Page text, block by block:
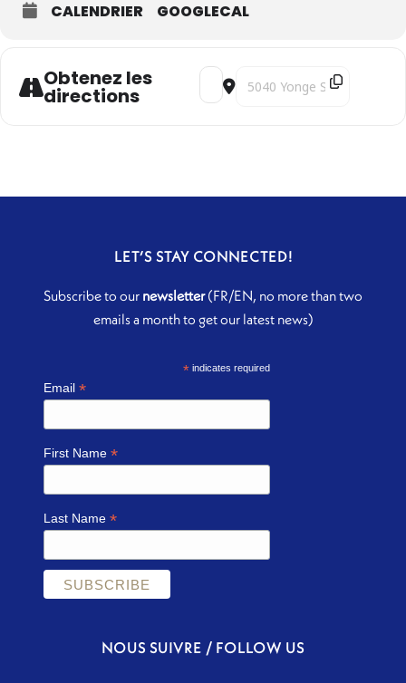
CALENDRIER GOOGLECAL
Obtenez les
directions
Address - Songs of Hope
Destination Address -
LET’S STAY CONNECTED!
Subscribe to our newsletter(FR/EN, no more than two
emails a month to get our latest news)
*indicates required
Email*
First Name*
Last Name*
NOUS SUIVRE / FOLLOW US